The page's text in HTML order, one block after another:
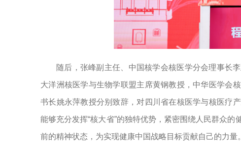
随后，张峰副主任、中国核学会核医学分会理事长
大洋洲核医学与生物学联盟主席黄钢教授，中华医学会
书长姚永萍教授分别致辞，对四川省在核医学与核医疗
能够充分发挥“核大省”的独特优势，紧密围绕人民群众
前的精神状态，为实现健康中国战略目标贡献自己的力量。